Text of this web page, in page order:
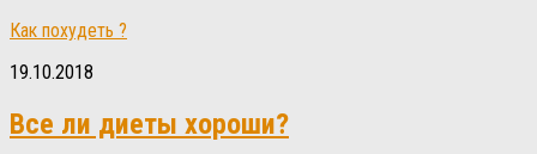
Как похудеть ?
19.10.2018
Все ли диеты хороши?